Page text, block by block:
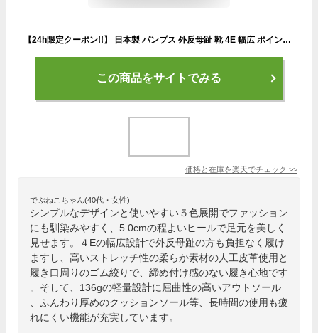
【24h限定クーポン!!】 日本製 パンプス 外反母趾 靴 4E 幅広 ポインテッドトゥ 5cmヒール 5センチヒール 痛くない 柔らかい 長時間 疲れない 歩きやすい 走れる 軽い フォーマル オフィス 通勤 立ち仕事 大きいサイズ 冠婚葬祭 黒 ブラック おしゃれ きれいめ
この商品をサイトでみる
価格と在庫を楽天でチェック >>
でぶねこちゃん(40代・女性)
シンプルなデザインと使いやすい５色展開でファッション
にも馴染みやすく、5.0cmの程よいヒールで足元を美しく
見せます。４Eの幅広設計で外反母趾の方も負担なく履け
ますし、高いストレッチ性の柔らか素材の人工皮革使用と
履き口周りのゴム絞りで、締め付け感のない履き心地です
。そして、136gの軽量設計に屈曲性の高いアウトソール
、ふんわり厚めのクッションソール等、長時間の使用も疲
れにくい機能が充実しています。